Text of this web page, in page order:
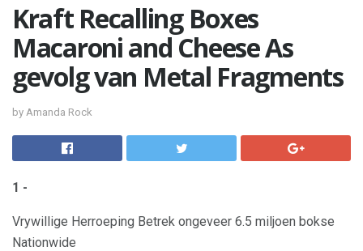
Kraft Recalling Boxes
Macaroni and Cheese As
gevolg van Metal Fragments
by Amanda Rock
1 -
Vrywillige Herroeping Betrek ongeveer 6.5 miljoen bokse
Nationwide